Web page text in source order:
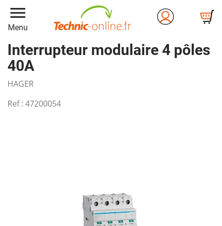
menu
Menu
Interrupteur modulaire 4 pôles
40A
HAGER
Ref : 47200054